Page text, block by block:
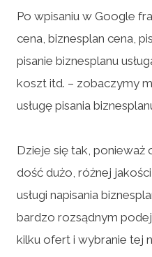
Po wpisaniu w Google
cena, biznesplan cena,
pisanie biznesplanu
koszt itd. – zobaczymy
usługę pisania
Dzieje się tak, ponieważ
dość dużo, różnej
usługi napisania
bardzo rozsądnym
kilku ofert i wybranie tej